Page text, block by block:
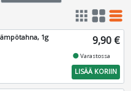
apps grid_view table_rows
1g 9,90 €
fiber_manual_recordVarastossa
LISÄÄ KORIIN